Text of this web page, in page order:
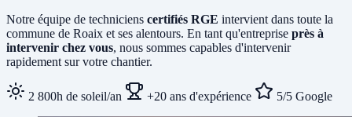
Notre équipe de techniciens certifiés RGE intervient dans toute la
commune de Roaix et ses alentours. En tant qu'entreprise près à
intervenir chez vous, nous sommes capables d'intervenir
rapidement sur votre chantier.
2 800h de soleil/an +20 ans d'expérience 5/5 Google